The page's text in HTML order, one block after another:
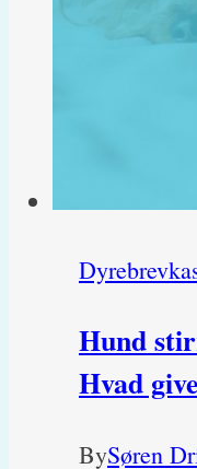
Hund
Hvad
BySøren